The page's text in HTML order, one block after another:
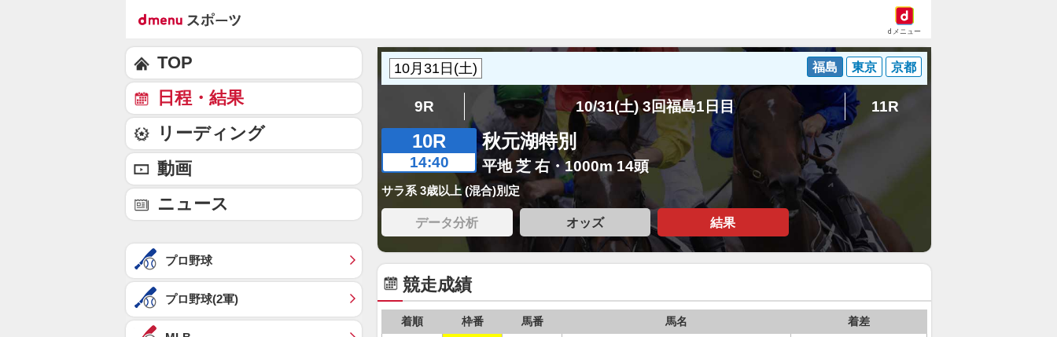
dメニュー
福島 東京 京都
9R 10/31(土) 3回福島1日目 11R
10R
14:40
秋元湖特別
平地 芝 右・1000m 14頭
サラ系 3歳以上 (混合)別定
データ分析 オッズ 結果
競走成績
着順 枠番 馬番 馬名 着差
TOP
日程・結果
リーディング
動画
ニュース
プロ野球
プロ野球(2軍)